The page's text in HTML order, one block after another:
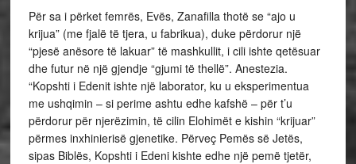
Për sa i përket femrës, Evës, Zanafilla thotë se “ajo u
krijua” (me fjalë të tjera, u fabrikua), duke përdorur një
“pjesë anësore të lakuar” të mashkullit, i cili ishte qetësuar
dhe futur në një gjendje “gjumi të thellë”. Anestezia.
“Kopshti i Edenit ishte një laborator, ku u eksperimentua
me ushqimin – si perime ashtu edhe kafshë – për t’u
përdorur për njerëzimin, të cilin Elohimët e kishin “krijuar”
përmes inxhinierisë gjenetike. Përveç Pemës së Jetës,
sipas Biblës, Kopshti i Edeni kishte edhe një pemë tjetër,